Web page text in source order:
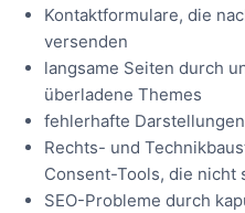
Kontaktformulare, die
versenden
langsame Seiten durch
überladene Themes
fehlerhafte
Rechts- und
Consent-Tools, die nicht
SEO-Probleme durch